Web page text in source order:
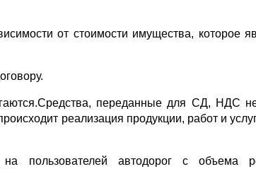
от стоимости имущества, которое
переданные для СД, НДС
реализация продукции, работ и
на пользователей автодорог с объема